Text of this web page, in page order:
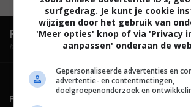
FilmTotaal.Hét online
hosted by
FILMTOTAAL
surfgedrag. Je kunt je cookie
wijzigen door het gebruik van
'Meer opties' knop of via 'Privacy
aanpassen' onderaan de
Gepersonaliseerde advertenties en
advertentie- en contentmetingen,
doelgroepenonderzoek en